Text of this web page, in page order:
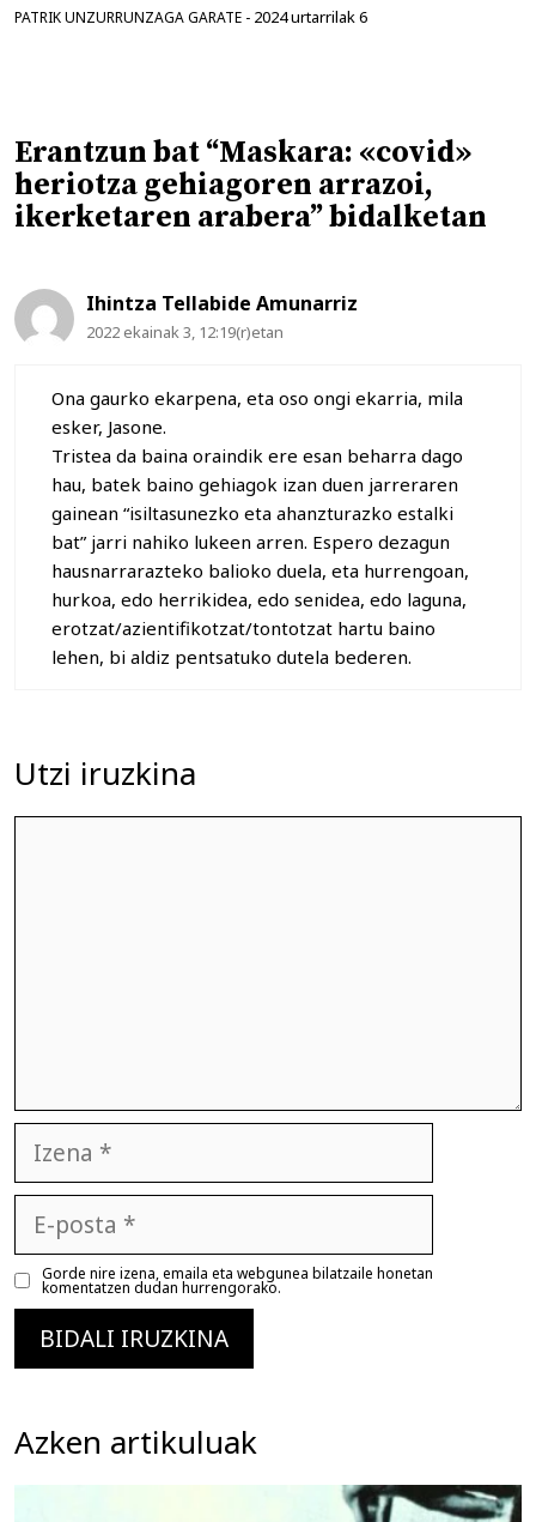
PATRIK UNZURRUNZAGA GARATE - 2024 urtarrilak 6
Erantzun bat “Maskara: «covid»
heriotza gehiagoren arrazoi,
ikerketaren arabera” bidalketan
Ihintza Tellabide Amunarriz
2022 ekainak 3, 12:19(r)etan
Ona gaurko ekarpena, eta oso ongi ekarria, mila
esker, Jasone.
Tristea da baina oraindik ere esan beharra dago
hau, batek baino gehiagok izan duen jarreraren
gainean “isiltasunezko eta ahanzturazko estalki
bat” jarri nahiko lukeen arren. Espero dezagun
hausnarrarazteko balioko duela, eta hurrengoan,
hurkoa, edo herrikidea, edo senidea, edo laguna,
erotzat/azientifikotzat/tontotzat hartu baino
lehen, bi aldiz pentsatuko dutela bederen.
Utzi iruzkina
posta
Gorde nire izena, emaila eta webgunea bilatzaile honetan
komentatzen dudan hurrengorako.
Azken artikuluak